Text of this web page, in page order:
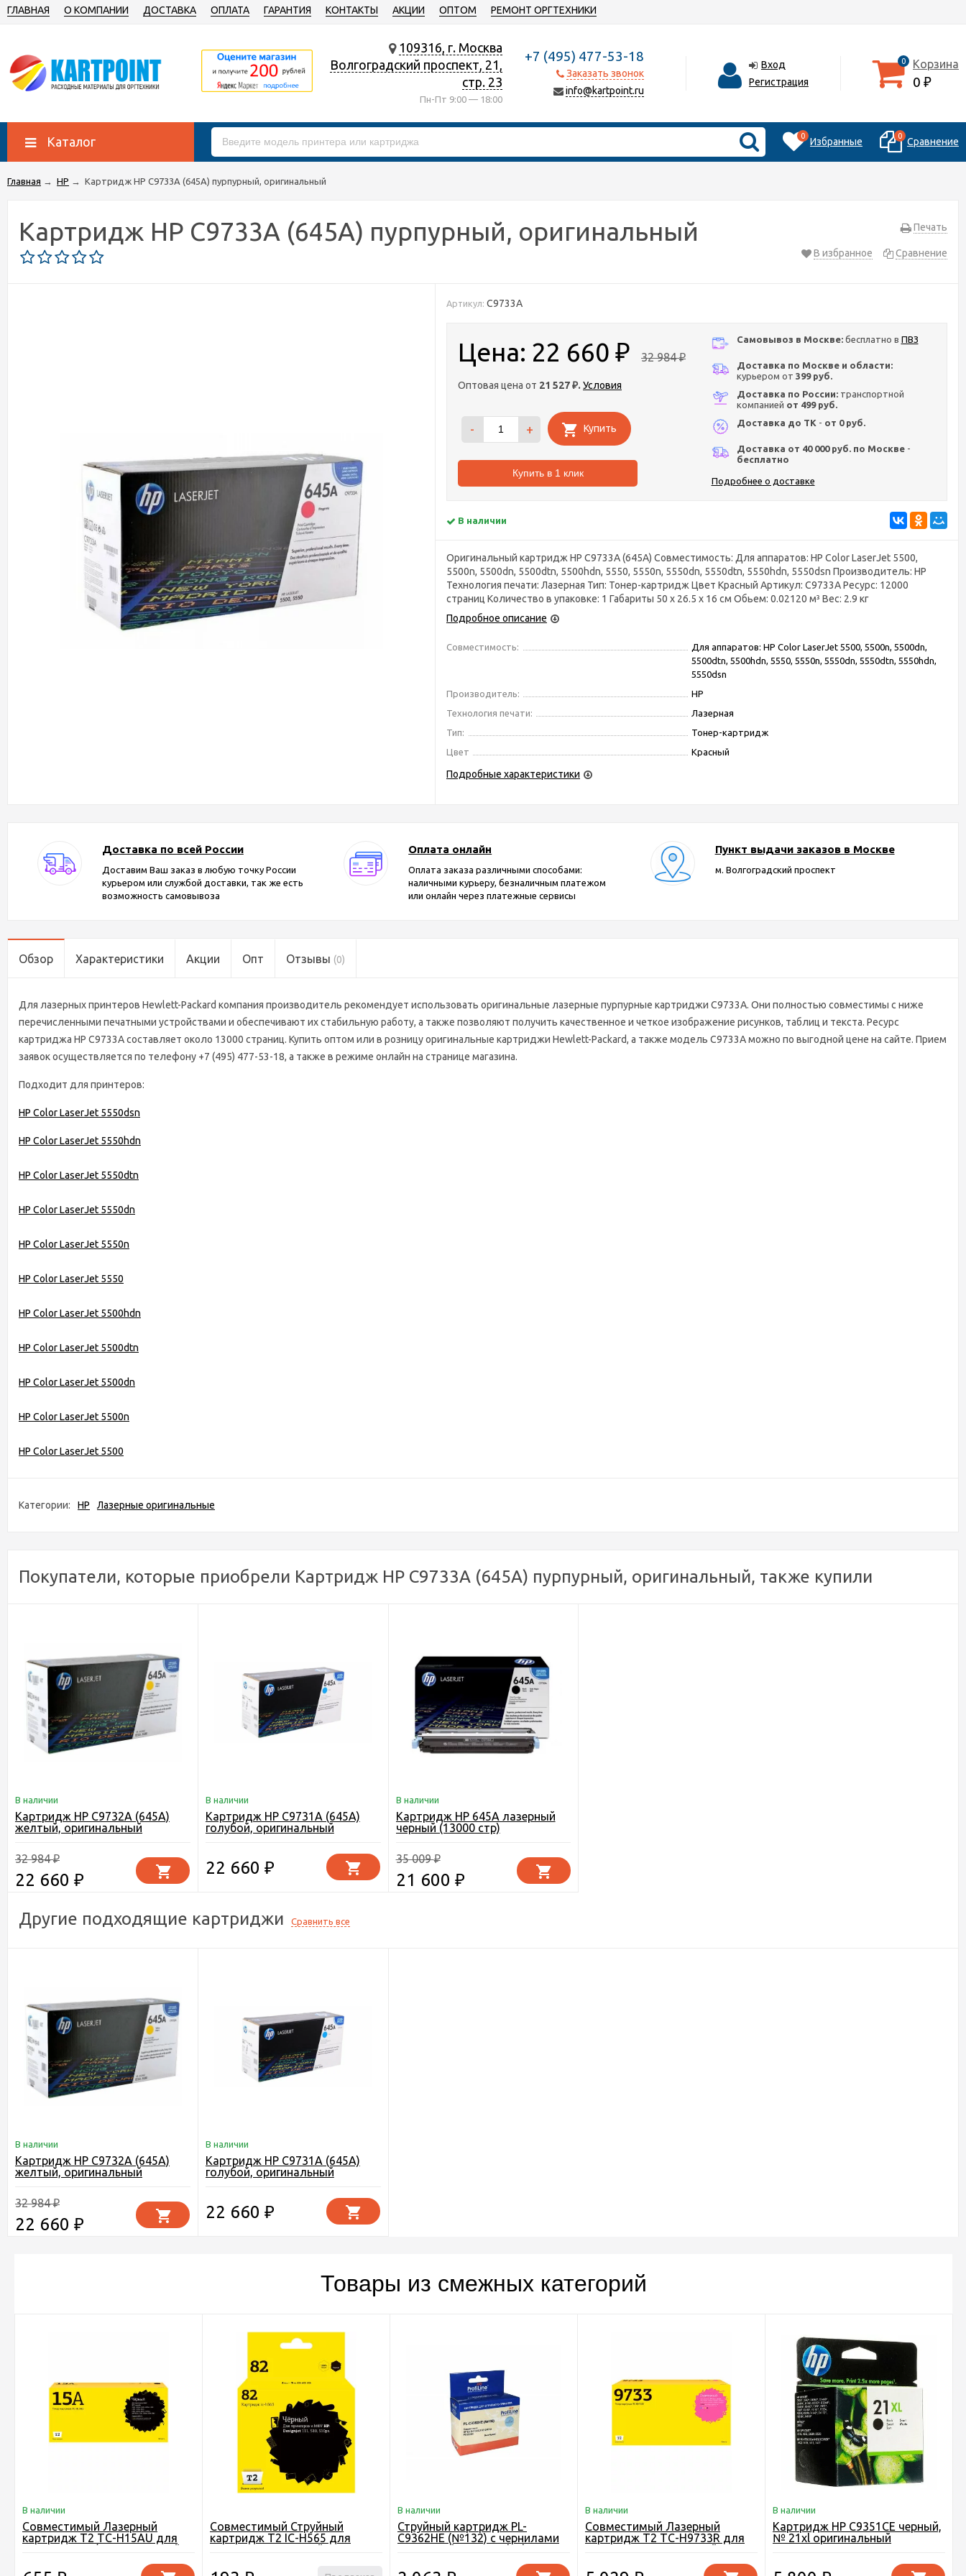
ГЛАВНАЯ О КОМПАНИИ ДОСТАВКА ОПЛАТА ГАРАНТИЯ КОНТАКТЫ АКЦИИ ОПТОМ РЕМОНТ ОРГТЕХНИКИ
109316, г. Москва
Волгоградский проспект, 21,
стр. 23
Пн-Пт 9:00 — 18:00
+7 (495) 477-53-18
Заказать звонок
info@kartpoint.ru
Вход
Регистрация
0 Корзина
0 ₽
Каталог 0 Избранные 0 Сравнение
Главная → HP → Картридж HP C9733A (645A) пурпурный, оригинальный
Печать
Картридж HP C9733A (645A) пурпурный, оригинальный
В избранное Сравнение
Артикул: C9733A
Цена: 22 660 ₽ 32 984₽
Оптовая цена от 21 527 ₽. Условия
- + Купить
Купить в 1 клик
Самовывоз в Москве:бесплатно в ПВЗ
Доставка по Москве и области:
курьером от 399 руб.
Доставка по России:транспортной
компанией от 499 руб.
Доставка до ТК - от 0 руб.
Доставка от 40 000 руб. по Москве-
бесплатно
Подробнее о доставке
В наличии
Оригинальный картридж HP C9733A (645A) Совместимость: Для аппаратов: HP Color LaserJet 5500,
5500n, 5500dn, 5500dtn, 5500hdn, 5550, 5550n, 5550dn, 5550dtn, 5550hdn, 5550dsn Производитель: HP
Технология печати: Лазерная Тип: Тонер-картридж Цвет Красный Артикул: C9733A Ресурс: 12000
страниц Количество в упаковке: 1 Габариты 50 x 26.5 x 16 см Обьем: 0.02120 м³ Вес: 2.9 кг
Подробное описание
Совместимость:
Для аппаратов: HP Color LaserJet 5500, 5500n, 5500dn,
5500dtn, 5500hdn, 5550, 5550n, 5550dn, 5550dtn, 5550hdn,
5550dsn
Производитель:
HP
Технология печати:
Лазерная
Тип:
Тонер-картридж
Цвет
Красный
Подробные характеристики
Доставка по всей России
Доставим Ваш заказ в любую точку России
курьером или службой доставки, так же есть
возможность самовывоза
Оплата онлайн
Оплата заказа различными способами:
наличными курьеру, безналичным платежом
или онлайн через платежные сервисы
Пункт выдачи заказов в Москве
м. Волгоградский проспект
Обзор Характеристики Акции Опт Отзывы (0)
Для лазерных принтеров Hewlett-Packard компания производитель рекомендует использовать оригинальные лазерные пурпурные картриджи C9733A. Они полностью совместимы с ниже
перечисленными печатными устройствами и обеспечивают их стабильную работу, а также позволяют получить качественное и четкое изображение рисунков, таблиц и текста. Ресурс
картриджа HP C9733A составляет около 13000 страниц. Купить оптом или в розницу оригинальные картриджи Hewlett-Packard, а также модель C9733A можно по выгодной цене на сайте. Прием
заявок осуществляется по телефону +7 (495) 477-53-18, а также в режиме онлайн на странице магазина.
Подходит для принтеров:
HP Color LaserJet 5550dsn
HP Color LaserJet 5550hdn
HP Color LaserJet 5550dtn
HP Color LaserJet 5550dn
HP Color LaserJet 5550n
HP Color LaserJet 5550
HP Color LaserJet 5500hdn
HP Color LaserJet 5500dtn
HP Color LaserJet 5500dn
HP Color LaserJet 5500n
HP Color LaserJet 5500
Категории: HP Лазерные оригинальные
Покупатели, которые приобрели Картридж HP C9733A (645A) пурпурный, оригинальный, также купили
В наличии
Картридж HP C9732A (645A)
желтый, оригинальный
32 984₽
22 660 ₽
В наличии
Картридж HP C9731A (645A)
голубой, оригинальный
22 660 ₽
В наличии
Картридж HP 645A лазерный
черный (13000 стр)
35 009₽
21 600 ₽
Другие подходящие картриджи Сравнить все
В наличии
Картридж HP C9732A (645A)
желтый, оригинальный
32 984₽
22 660 ₽
В наличии
Картридж HP C9731A (645A)
голубой, оригинальный
22 660 ₽
Товары из смежных категорий
В наличии
Совместимый Лазерный
картридж T2 TC-H15AU для
принтера HP / Canon, черный
Совместимый Струйный
картридж T2 IC-H565 для
принтера HP, черный
В наличии
Струйный картридж PL-
C9362HE (№132) с чернилами
на водной основе Black 5 мл
В наличии
Совместимый Лазерный
картридж T2 TC-H9733R для
принтера HP, пурпурный
В наличии
Картридж HP C9351CE черный,
№ 21xl оригинальный